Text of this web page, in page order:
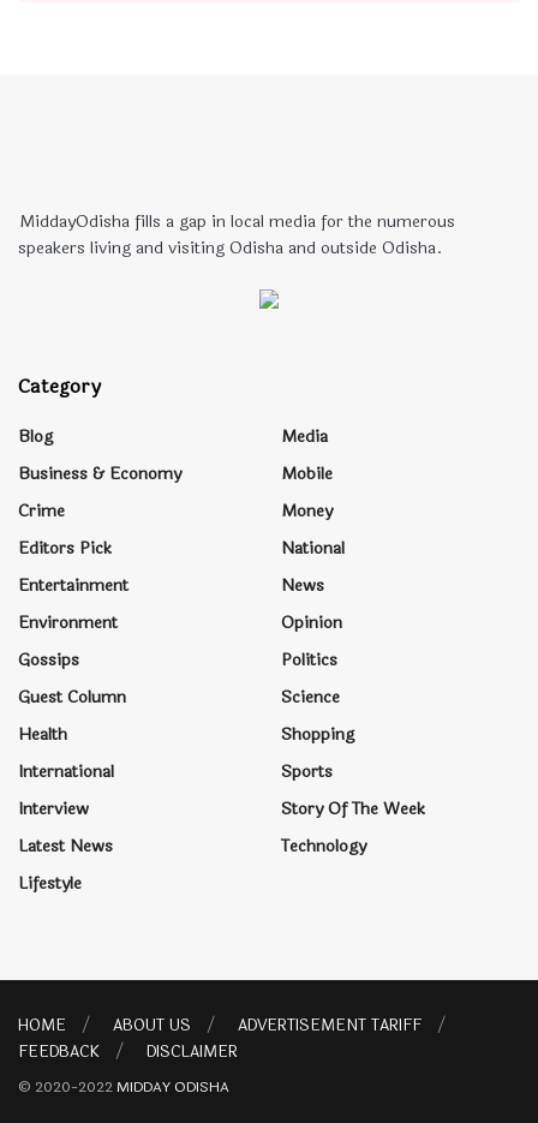
MiddayOdisha fills a gap in local media for the numerous
speakers living and visiting Odisha and outside Odisha.
Category
Blog
Business & Economy
Crime
Editors Pick
Entertainment
Environment
Gossips
Guest Column
Health
International
Interview
Latest News
Lifestyle
Media
Mobile
Money
National
News
Opinion
Politics
Science
Shopping
Sports
Story Of The Week
Technology
HOME ABOUT US
ADVERTISEMENT TARIFF
FEEDBACK
DISCLAIMER
© 2020-2022MIDDAY ODISHA